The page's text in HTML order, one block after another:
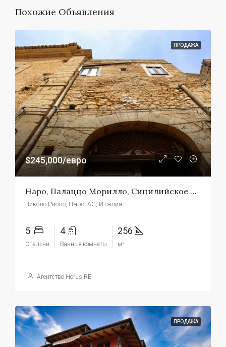
Похожие Объявления
ПРОДАЖА
$245,000/евро
Наро, Палаццо Морилло, Сицилийское Барокко В Его Максимальном Выражении
Виколо Риоло, Наро, AG, Италия
5
Спальни
4
Ванные комнаты
256
м²
Агентство Horus RE
ПРОДАЖА